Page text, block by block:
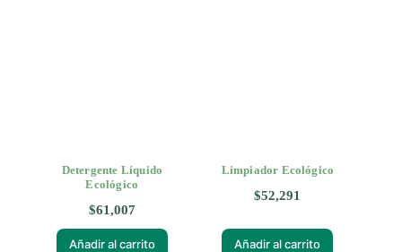
Detergente Líquido
Ecológico
$61,007
Añadir al carrito
Limpiador Ecológico
$52,291
Añadir al carrito